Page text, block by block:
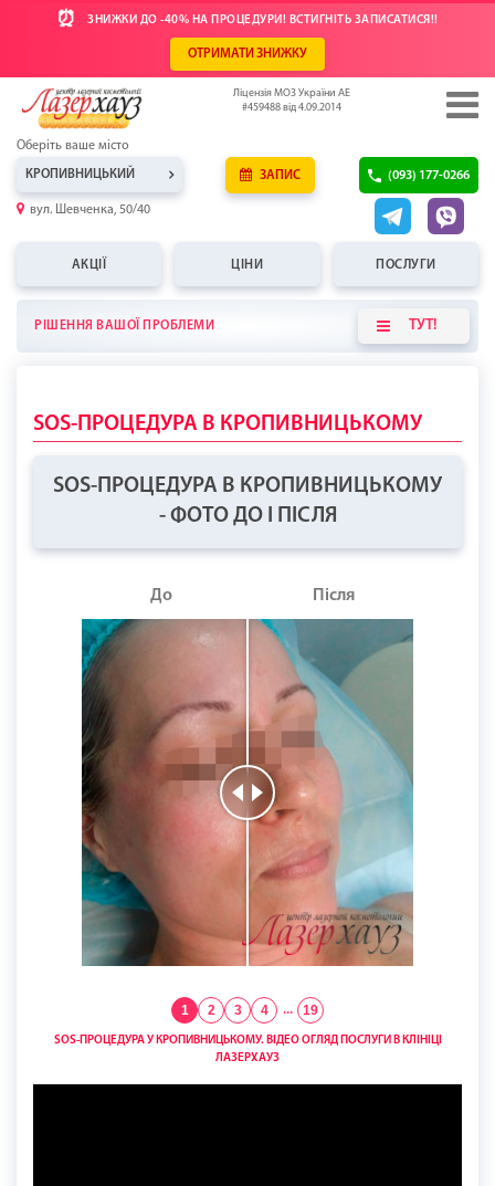
⏰ ЗНИЖКИ ДО -40% НА ПРОЦЕДУРИ! ВСТИГНІТЬ ЗАПИСАТИСЯ!!
ОТРИМАТИ ЗНИЖКУ
Ліцензія МОЗ України АЕ
#459488 від 4.09.2014
Оберіть ваше місто
КРОПИВНИЦЬКИЙ
вул. Шевченка, 50/40
ЗАПИС (093) 177-0266
АКЦІЇ ЦІНИ ПОСЛУГИ
РІШЕННЯ ВАШОЇ ПРОБЛЕМИ ТУТ!
SOS-ПРОЦЕДУРА В КРОПИВНИЦЬКОМУ
SOS-ПРОЦЕДУРА В КРОПИВНИЦЬКОМУ
- ФОТО ДО І ПІСЛЯ
До Після
1 2 3 4 ... 19
SOS-ПРОЦЕДУРА У КРОПИВНИЦЬКОМУ. ВІДЕО ОГЛЯД ПОСЛУГИ В КЛІНІЦІ
ЛАЗЕРХАУЗ